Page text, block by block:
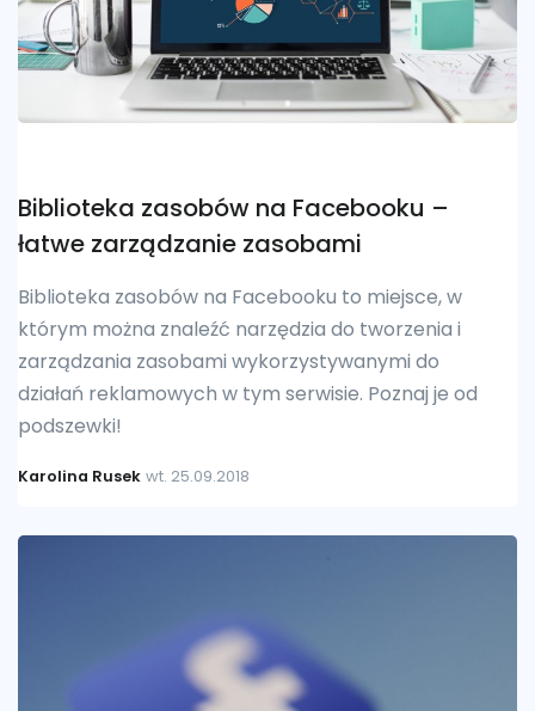
Biblioteka zasobów na Facebooku –
łatwe zarządzanie zasobami
Biblioteka zasobów na Facebooku to miejsce, w
którym można znaleźć narzędzia do tworzenia i
zarządzania zasobami wykorzystywanymi do
działań reklamowych w tym serwisie. Poznaj je od
podszewki!
Karolina Rusek wt. 25.09.2018